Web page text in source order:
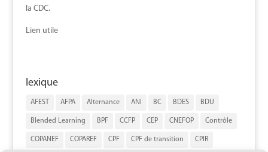
la CDC.
Lien utile
lexique
AFEST AFPA Alternance ANI BC BDES BDU
Blended Learning BPF CCFP CEP CNEFOP Contrôle
COPANEF COPAREF CPF CPF de transition CPIR